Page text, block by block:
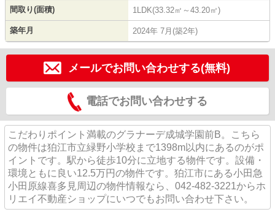
間取り(面積) 1LDK(33.32㎡～43.20㎡)
築年月 2024年 7月(築2年)
メールでお問い合わせする(無料)
電話でお問い合わせする
こだわりポイント満載のグラナーデ成城学園前B。こちら
の物件は狛江市立緑野小学校まで1398m以内にあるのがポ
イントです。駅から徒歩10分に立地する物件です。設備・
環境ともに良い12.5万円の物件です。狛江市にある小田急
小田原線喜多見周辺の物件情報なら、042-482-3221からホ
リエイ不動産ショップにいつでもお問い合わせ下さい。